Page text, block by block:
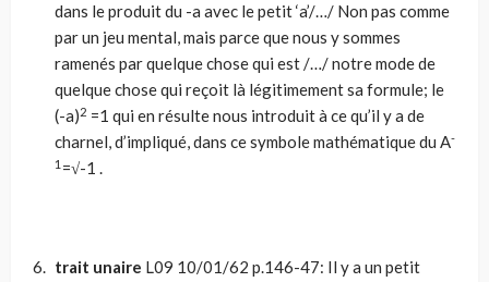
dans le produit du -a avec le petit ‘a’/…/ Non pas comme
par un jeu mental, mais parce que nous y sommes
ramenés par quelque chose qui est /…/ notre mode de
quelque chose qui reçoit là légitimement sa formule; le
(-a)2 =1 qui en résulte nous introduit à ce qu’il y a de
charnel, d’impliqué, dans ce symbole mathématique du A-
1 =√-1 .
trait unaire L09 10/01/62 p.146-47: Il y a un petit